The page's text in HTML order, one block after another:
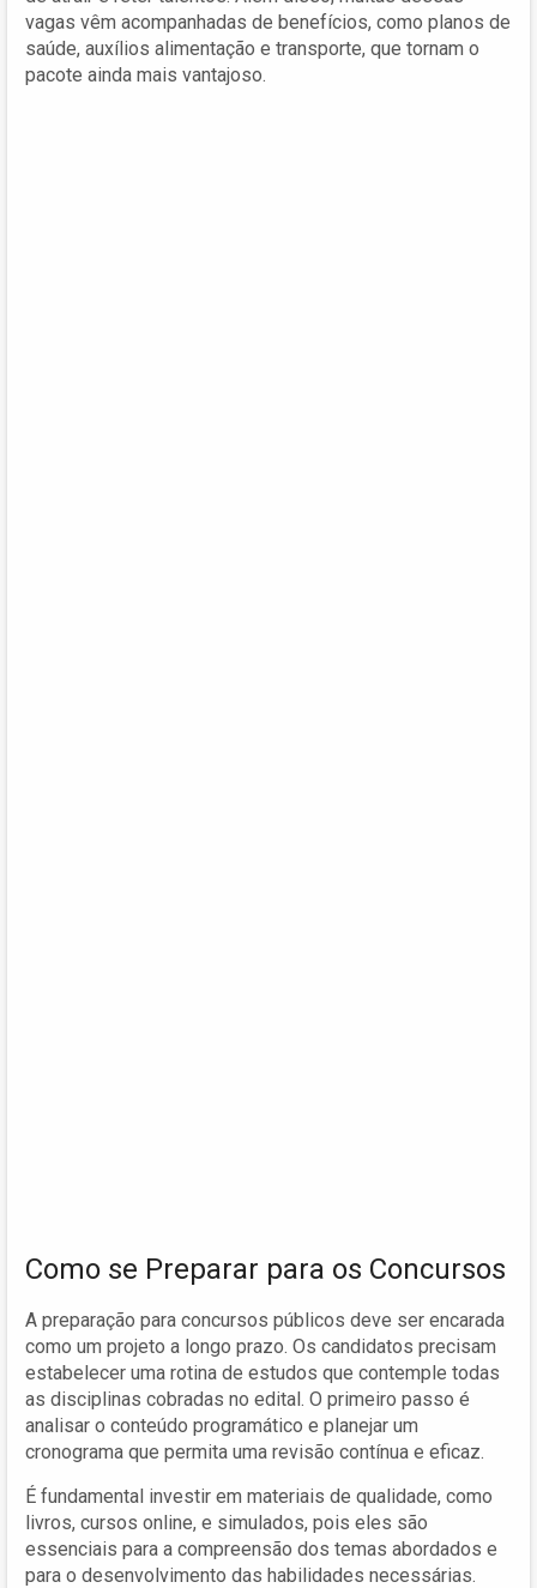
vagas vêm acompanhadas de benefícios, como planos de
saúde, auxílios alimentação e transporte, que tornam o
pacote ainda mais vantajoso.
Como se Preparar para os Concursos
A preparação para concursos públicos deve ser encarada
como um projeto a longo prazo. Os candidatos precisam
estabelecer uma rotina de estudos que contemple todas
as disciplinas cobradas no edital. O primeiro passo é
analisar o conteúdo programático e planejar um
cronograma que permita uma revisão contínua e eficaz.
É fundamental investir em materiais de qualidade, como
livros, cursos online, e simulados, pois eles são
essenciais para a compreensão dos temas abordados e
para o desenvolvimento das habilidades necessárias.